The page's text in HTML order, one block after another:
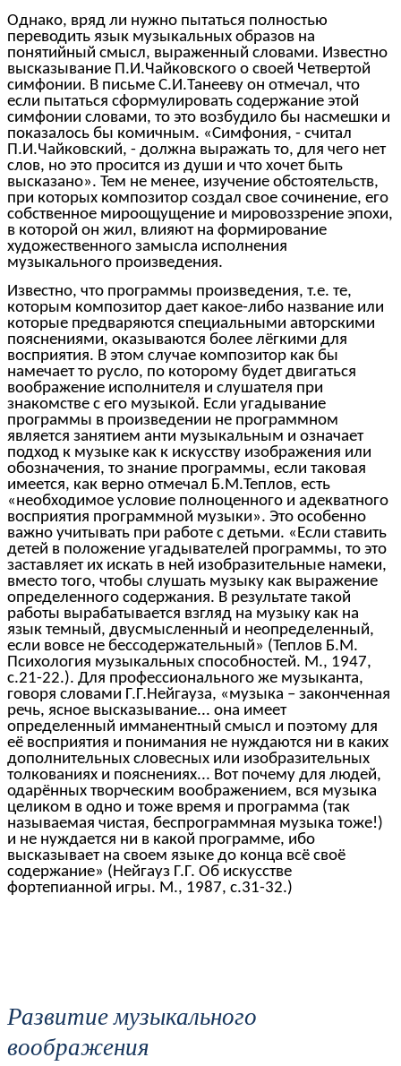
Однако, вряд ли нужно пытаться полностью
переводить язык музыкальных образов на
понятийный смысл, выраженный словами. Известно
высказывание П.И.Чайковского о своей Четвертой
симфонии. В письме С.И.Танееву он отмечал, что
если пытаться сформулировать содержание этой
симфонии словами, то это возбудило бы насмешки и
показалось бы комичным. «Симфония, - считал
П.И.Чайковский, - должна выражать то, для чего нет
слов, но это просится из души и что хочет быть
высказано». Тем не менее, изучение обстоятельств,
при которых композитор создал свое сочинение, его
собственное мироощущение и мировоззрение эпохи,
в которой он жил, влияют на формирование
художественного замысла исполнения
музыкального произведения.
Известно, что программы произведения, т.е. те,
которым композитор дает какое-либо название или
которые предваряются специальными авторскими
пояснениями, оказываются более лёгкими для
восприятия. В этом случае композитор как бы
намечает то русло, по которому будет двигаться
воображение исполнителя и слушателя при
знакомстве с его музыкой. Если угадывание
программы в произведении не программном
является занятием анти музыкальным и означает
подход к музыке как к искусству изображения или
обозначения, то знание программы, если таковая
имеется, как верно отмечал Б.М.Теплов, есть
«необходимое условие полноценного и адекватного
восприятия программной музыки». Это особенно
важно учитывать при работе с детьми. «Если ставить
детей в положение угадывателей программы, то это
заставляет их искать в ней изобразительные намеки,
вместо того, чтобы слушать музыку как выражение
определенного содержания. В результате такой
работы вырабатывается взгляд на музыку как на
язык темный, двусмысленный и неопределенный,
если вовсе не бессодержательный» (Теплов Б.М.
Психология музыкальных способностей. М., 1947,
с.21-22.). Для профессионального же музыканта,
говоря словами Г.Г.Нейгауза, «музыка – законченная
речь, ясное высказывание... она имеет
определенный имманентный смысл и поэтому для
её восприятия и понимания не нуждаются ни в каких
дополнительных словесных или изобразительных
толкованиях и пояснениях... Вот почему для людей,
одарённых творческим воображением, вся музыка
целиком в одно и тоже время и программа (так
называемая чистая, беспрограммная музыка тоже!)
и не нуждается ни в какой программе, ибо
высказывает на своем языке до конца всё своё
содержание» (Нейгауз Г.Г. Об искусстве
фортепианной игры. М., 1987, с.31-32.)
Развитие музыкального
воображения